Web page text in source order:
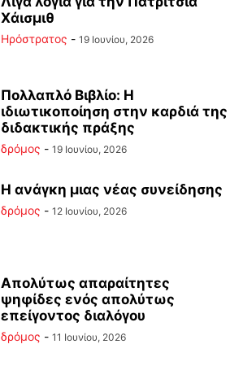
Χάισμιθ
Ηρόστρατος - 19 Ιουνίου, 2026
Πολλαπλό Βιβλίο: Η
ιδιωτικοποίηση στην καρδιά της
διδακτικής πράξης
δρόμος - 19 Ιουνίου, 2026
Η ανάγκη μιας νέας συνείδησης
δρόμος - 12 Ιουνίου, 2026
Απολύτως απαραίτητες
ψηφίδες ενός απολύτως
επείγοντος διαλόγου
δρόμος - 11 Ιουνίου, 2026